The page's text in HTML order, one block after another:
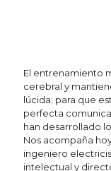
El entrenamiento
cerebral y
lúcida; para que
perfecta
han desarrollado
Nos acompaña
ingeniero
intelectual y